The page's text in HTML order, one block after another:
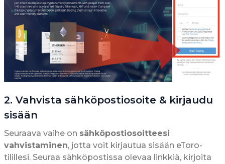
2. Vahvista sähköpostiosoite & kirjaudu
sisään
Seuraava vaihe on sähköpostiosoitteesi
vahvistaminen, jotta voit kirjautua sisään eToro-
tilillesi. Seuraa sähköpostissa olevaa linkkiä, kirjoita